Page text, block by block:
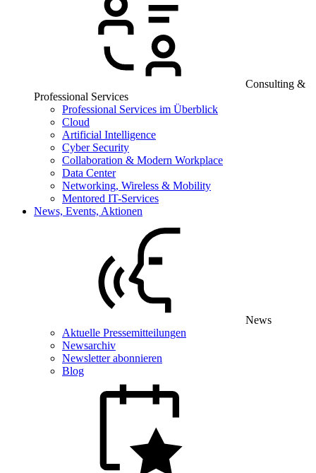
Consulting &
Professional Services
Professional Services im Überblick
Cloud
Artificial Intelligence
Cyber Security
Collaboration & Modern Workplace
Data Center
Networking, Wireless & Mobility
Mentored IT-Services
News, Events, Aktionen
News
Aktuelle Pressemitteilungen
Newsarchiv
Newsletter abonnieren
Blog